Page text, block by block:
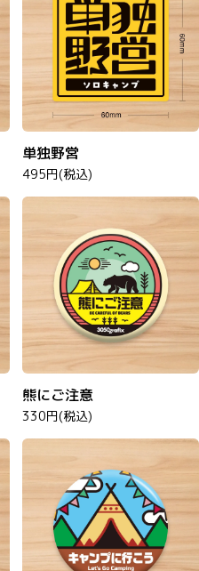
単独野営
495円(税込)
熊にご注意
330円(税込)